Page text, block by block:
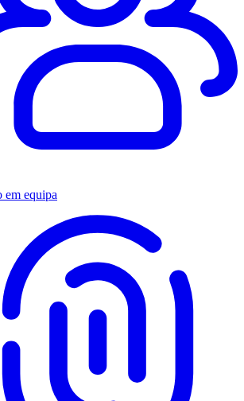
em equipa